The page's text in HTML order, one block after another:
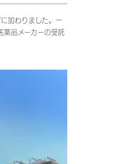
加わりました。一
薬品メーカーの受託